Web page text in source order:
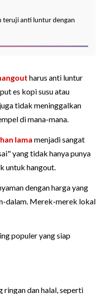
teruji anti luntur dengan
harus anti luntur
es kopi susu atau
tidak meninggalkan
di mana-mana.
lama menjadi sangat
yang tidak hanya punya
untuk hangout.
dengan harga yang
dalam. Merek-merek lokal
populer yang siap
ringan dan halal, seperti